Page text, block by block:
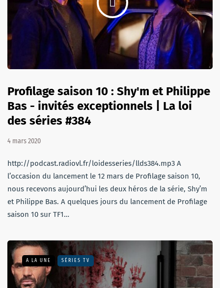
Profilage saison 10 : Shy'm et Philippe
Bas - invités exceptionnels | La loi
des séries #384
4 mars 2020
http://podcast.radiovl.fr/loidesseries/llds384.mp3 A
l’occasion du lancement le 12 mars de Profilage saison 10,
nous recevons aujourd’hui les deux héros de la série, Shy’m
et Philippe Bas. A quelques jours du lancement de Profilage
saison 10 sur TF1…
A LA UNE SÉRIES TV